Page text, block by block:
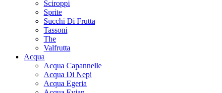
Sciroppi
Sprite
Succhi Di Frutta
Tassoni
The
Valfrutta
Acqua
Acqua Capannelle
Acqua Di Nepi
Acqua Egeria